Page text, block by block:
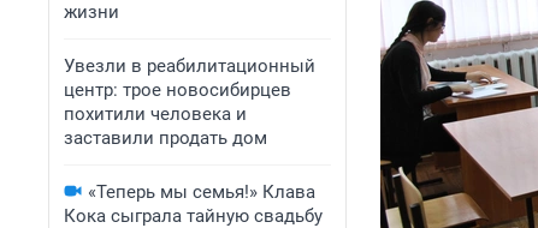
жизни
Увезли в реабилитационный
центр: трое новосибирцев
похитили человека и
заставили продать дом
«Теперь мы семья!» Клава
Кока сыграла тайную свадьбу